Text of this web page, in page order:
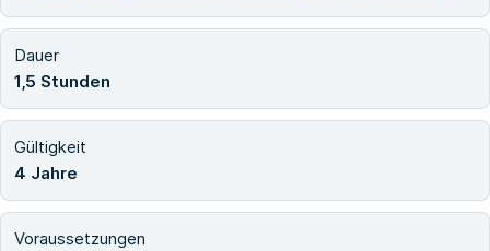
Dauer
1,5 Stunden
Gültigkeit
4 Jahre
Voraussetzungen